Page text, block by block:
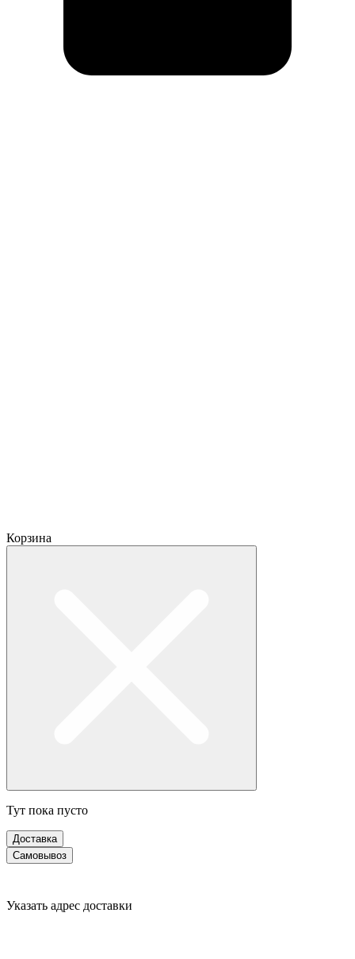
Корзина
Тут пока пусто
Доставка
Самовывоз
Указать адрес доставки